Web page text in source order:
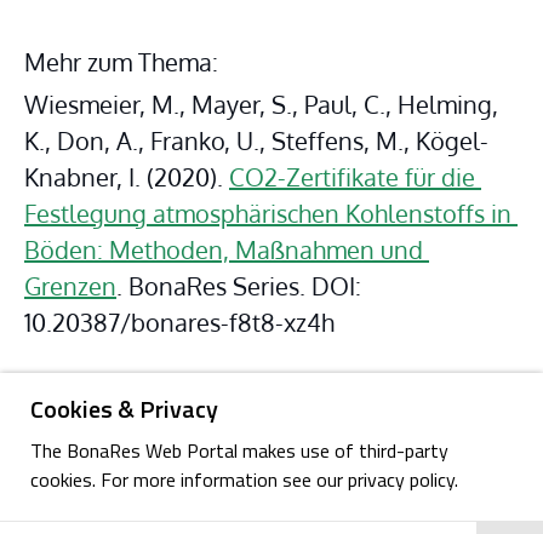
Cookies & Privacy
The BonaRes Web Portal makes use of third-party
cookies. For more information see our privacy policy.
Mehr zum Thema:
Wiesmeier, M., Mayer, S., Paul, C., Helming,
K., Don, A., Franko, U., Steffens, M., Kögel-
Knabner, I. (2020). CO2-Zertifikate für die
Festlegung atmosphärischen Kohlenstoffs in
Böden: Methoden, Maßnahmen und
Grenzen. BonaRes Series. DOI:
10.20387/bonares-f8t8-xz4h